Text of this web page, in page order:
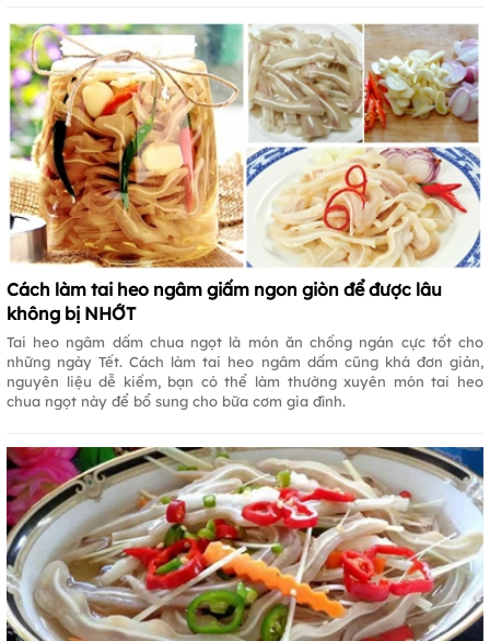
Cách làm tai heo ngâm giấm ngon giòn để được lâu
không bị NHỚT
Tai heo ngâm dấm chua ngọt là món ăn chống ngán cực tốt cho
những ngày Tết. Cách làm tai heo ngâm dấm cũng khá đơn giản,
nguyên liệu dễ kiếm, bạn có thể làm thường xuyên món tai heo
chua ngọt này để bổ sung cho bữa cơm gia đình.